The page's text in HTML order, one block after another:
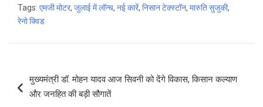
ce
o
k
ke
at
p
p
ar
Tags: एमजी मोटर, जुलाई में लॉन्च, नई कारें, निसान टेक्स्टॉन, मारुति सुजुकी,
रेनो क्विड
navigation
मुख्यमंत्री डॉ. मोहन यादव आज सिवनी को देंगे विकास, किसान कल्याण
और जनहित की बड़ी सौगातें